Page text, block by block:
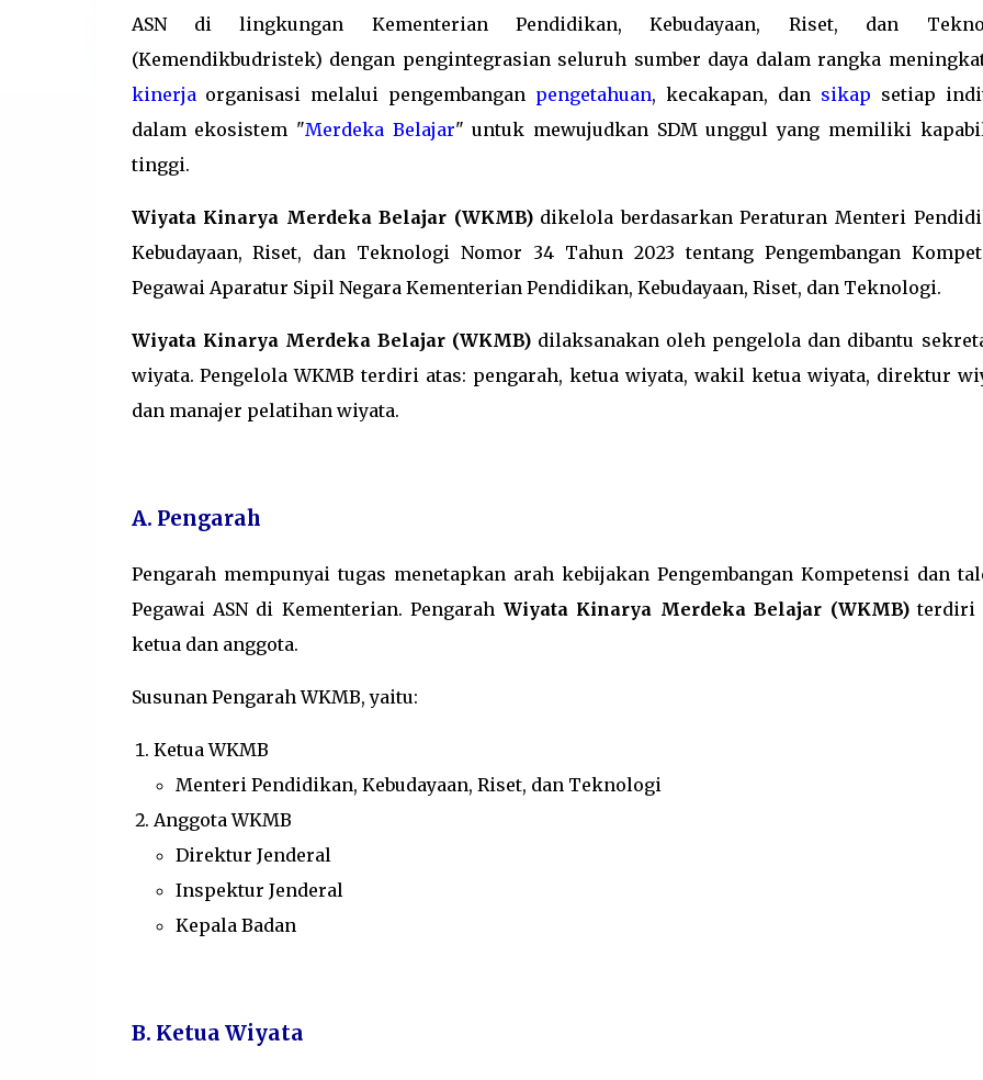
ASN di lingkungan Kementerian Pendidikan, Kebudayaan, Riset, dan
(Kemendikbudristek) dengan pengintegrasian seluruh sumber daya dalam rangka
kinerjaorganisasi melalui pengembangan pengetahuan, kecakapan, dan sikap setiap
dalam ekosistem "Merdeka Belajar" untuk mewujudkan SDM unggul yang memiliki
tinggi.
Wiyata Kinarya Merdeka Belajar (WKMB)dikelola berdasarkan Peraturan Menteri
Kebudayaan, Riset, dan Teknologi Nomor 34 Tahun 2023 tentang Pengembangan
Pegawai Aparatur Sipil Negara Kementerian Pendidikan, Kebudayaan, Riset, dan Teknologi.
Wiyata Kinarya Merdeka Belajar (WKMB)dilaksanakan oleh pengelola dan dibantu
wiyata. Pengelola WKMB terdiri atas: pengarah, ketua wiyata, wakil ketua wiyata, direktur
dan manajer pelatihan wiyata.
A. Pengarah
Pengarah mempunyai tugas menetapkan arah kebijakan Pengembangan Kompetensi dan
Pegawai ASN di Kementerian. Pengarah Wiyata Kinarya Merdeka Belajar (WKMB)terdiri
ketua dan anggota.
Susunan Pengarah WKMB, yaitu:
Ketua WKMB
Menteri Pendidikan, Kebudayaan, Riset, dan Teknologi
Anggota WKMB
Direktur Jenderal
Inspektur Jenderal
Kepala Badan
B. Ketua Wiyata